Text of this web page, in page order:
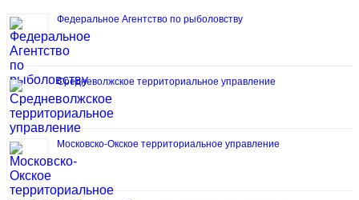
Федеральное Агентство по рыболовству
Средневолжское территориальное управление
Московско-Окское территориальное управление